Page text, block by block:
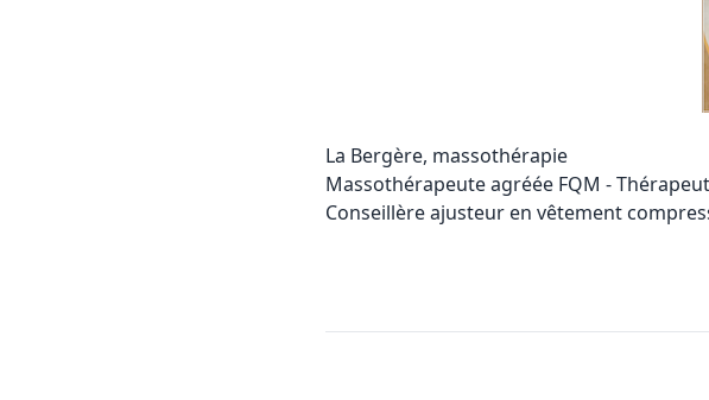
La Bergère, massothérapie
Massothérapeute agréée FQM -
Conseillère ajusteur en vêtement